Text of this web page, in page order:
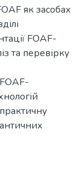
як засобах
FOAF-
та перевірку